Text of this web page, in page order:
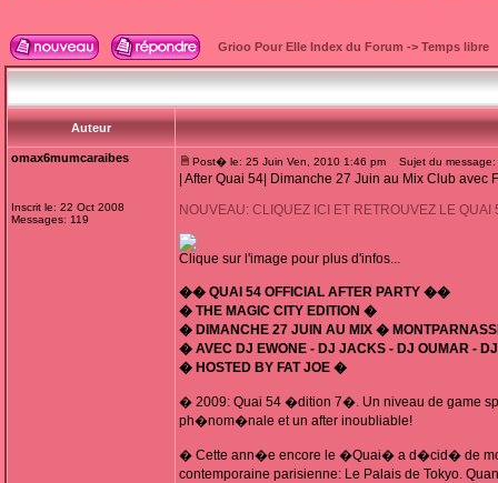
Grioo Pour Elle Index du Forum -> Temps libre
Auteur
omax6mumcaraibes
Inscrit le: 22 Oct 2008
Messages: 119
Post� le: 25 Juin Ven, 2010 1:46 pm Sujet du message:
| After Quai 54| Dimanche 27 Juin au Mix Club avec
NOUVEAU: CLIQUEZ ICI ET RETROUVEZ LE
Clique sur l'image pour plus d'infos...
�� QUAI 54 OFFICIAL AFTER PARTY ��
� THE MAGIC CITY EDITION �
� DIMANCHE 27 JUIN AU MIX �
� AVEC DJ EWONE - DJ JACKS - DJ OUMAR -
� HOSTED BY FAT JOE �
� 2009: Quai 54 �dition 7�. Un niveau de game
ph�nom�nale et un after inoubliable!
� Cette ann�e encore le �Quai� a d�cid� de
contemporaine parisienne: Le Palais de Tokyo.